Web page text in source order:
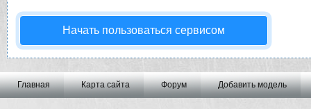
Начать пользоваться сервисом
Главная Карта сайта Форум Добавить модель